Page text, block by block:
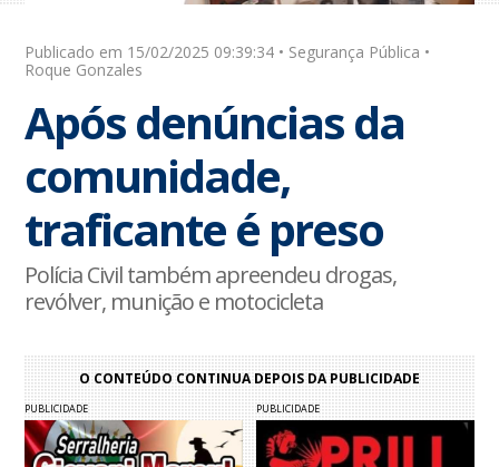
Publicado em 15/02/2025 09:39:34 • Segurança Pública •
Roque Gonzales
Após denúncias da
comunidade,
traficante é preso
Polícia Civil também apreendeu drogas,
revólver, munição e motocicleta
O CONTEÚDO CONTINUA DEPOIS DA PUBLICIDADE
PUBLICIDADE PUBLICIDADE